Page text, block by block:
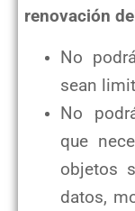
renovación
No
sean
No
que
objetos
datos,